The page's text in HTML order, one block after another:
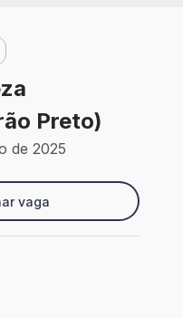
Preto)
de 2025
vaga
Preto - SP